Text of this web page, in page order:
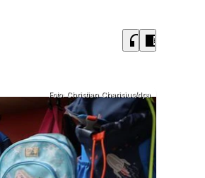
headphones chrome_reader_mode
Foto: Christian Charisius/dpa